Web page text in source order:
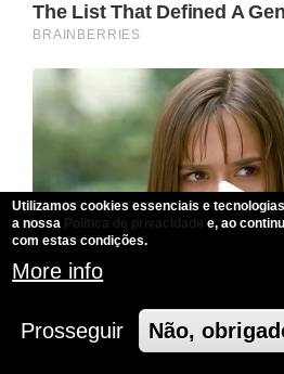
Utilizamos cookies essenciais e
a nossa Politica de privacidade e, ao
com estas condições.
More info
Prosseguir Não,